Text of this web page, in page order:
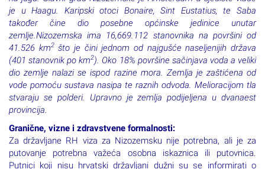
je u Haagu. Karipski otoci Bonaire, Sint Eustatius, te Saba
također čine dio posebne općinske jedinice unutar
zemlje.Nizozemska ima 16,669.112 stanovnika na površini od
41.526 km2što je čini jednom od najgušće naseljenijih država
(401 stanovnik po km2). Oko 18% površine sačinjava voda a veliki
dio zemlje nalazi se ispod razine mora. Zemlja je zaštićena od
vode pomoću sustava nasipa te raznih odvoda. Melioracijom tla
stvaraju se polderi. Upravno je zemlja podijeljena u dvanaest
provincija.
Granične, vizne i zdravstvene formalnosti:
Za državljane RH viza za Nizozemsku nije potrebna, ali je za
putovanje potrebna važeća osobna iskaznica ili putovnica.
Putnici koji nisu hrvatski državljani dužni su se informirati o